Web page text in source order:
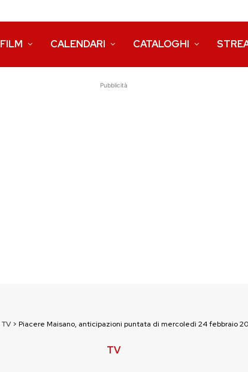
FILM CALENDARI CATALOGHI
Pubblicità
TV > Piacere Maisano, anticipazioni puntata di mercoledì 24 febbraio
TV